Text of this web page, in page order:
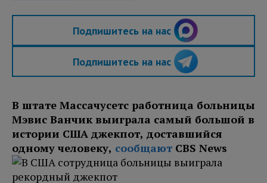
Подпишитесь на нас
Подпишитесь на нас
В штате Массачусетс работница больницы
Мэвис Ванчик выиграла самый большой в
истории США джекпот, доставшийся
одному человеку, сообщают CBS News